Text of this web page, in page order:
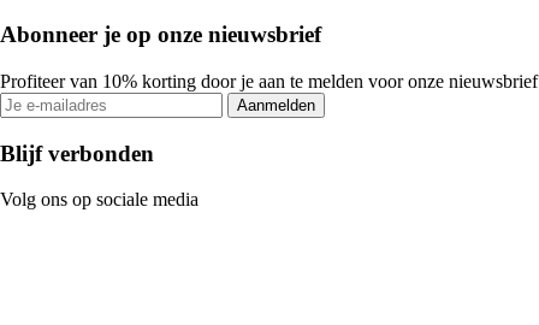
Abonneer je op onze nieuwsbrief
Profiteer van 10% korting door je aan te melden voor onze nieuwsbrief
Aanmelden
Blijf verbonden
Volg ons op sociale media